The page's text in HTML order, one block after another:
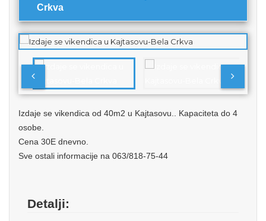
Crkva
Izdaje se vikendica od 40m2 u Kajtasovu.. Kapaciteta do 4
osobe.
Cena 30E dnevno.
Sve ostali informacije na 063/818-75-44
Detalji: